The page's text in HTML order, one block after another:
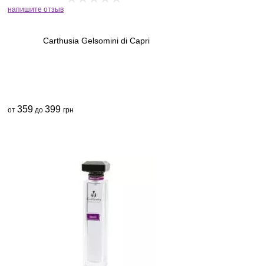
напишите отзыв
Carthusia Gelsomini di Capri
от 359 до 399 грн